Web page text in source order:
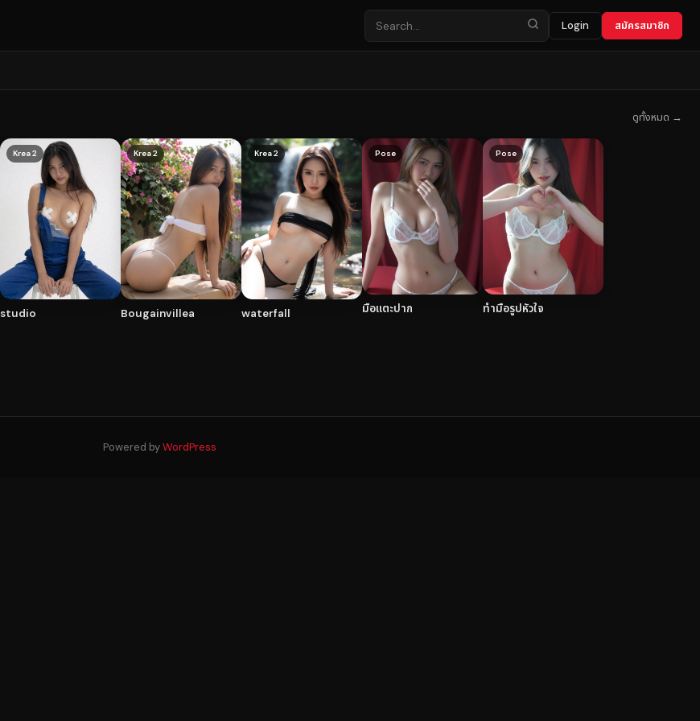
Login สมัครสมาชิก
ดูทั้งหมด →
Krea 2
studio
Krea 2
Bougainvillea
Krea 2
waterfall
Pose
มือแตะปาก
Pose
ทำมือรูปหัวใจ
Powered byWordPress